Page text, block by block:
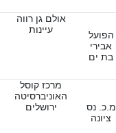
הפועל
אבירי
בת ים
אולם גן רווה
עיינות
מ.כ. נס
ציונה
מרכז קוסל
האוניברסיטה
ירושלים